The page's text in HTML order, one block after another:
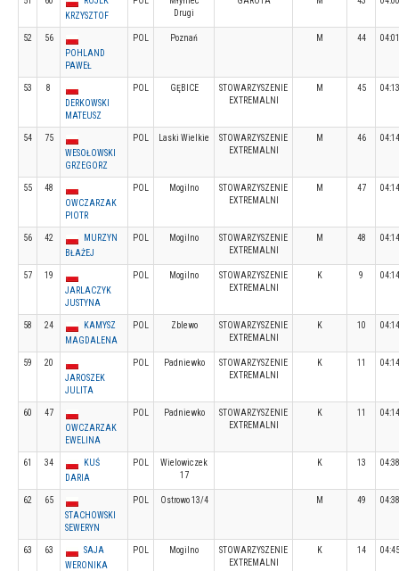
KRZYSZTOF
Drugi
52
56
POHLAND
PAWEŁ
POL Poznań M 44
53
8
DERKOWSKI
MATEUSZ
POL GĘBICE
STOWARZYSZENIE
EXTREMALNI
M 45
54
75
WESOŁOWSKI
GRZEGORZ
POL Laski Wielkie
STOWARZYSZENIE
EXTREMALNI
M 46
55
48
OWCZARZAK
PIOTR
POL Mogilno
STOWARZYSZENIE
EXTREMALNI
M 47
56 42
MURZYN
BŁAŻEJ
POL Mogilno
STOWARZYSZENIE
EXTREMALNI
M 48
57
19
JARLACZYK
JUSTYNA
POL Mogilno
STOWARZYSZENIE
EXTREMALNI
K 9
58 24
KAMYSZ
MAGDALENA
POL Zblewo
STOWARZYSZENIE
EXTREMALNI
K 10
59
20
JAROSZEK
JULITA
POL Padniewko
STOWARZYSZENIE
EXTREMALNI
K 11
60
47
OWCZARZAK
EWELINA
POL Padniewko
STOWARZYSZENIE
EXTREMALNI
K 11
61 34
KUŚ
DARIA
POL
Wielowiczek
17
K 13
62
65
STACHOWSKI
SEWERYN
POL Ostrowo 13/4 M 49
63 63
SAJA
WERONIKA
POL Mogilno
STOWARZYSZENIE
EXTREMALNI
K 14